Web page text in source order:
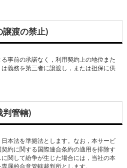
渡の禁止)
事前の承諾なく，利用契約上の地位また
義務を第三者に譲渡し，または担保に供
判管轄)
本法を準拠法とします。なお，本サービ
約に関する国際連合条約の適用を排除す
関して紛争が生じた場合には，当社の本
属的合意管轄裁判所とします。